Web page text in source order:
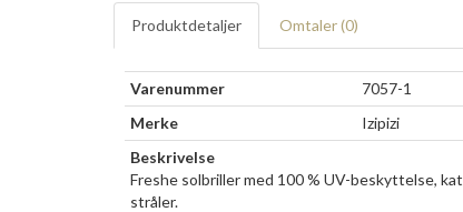
Produktdetaljer Omtaler (0)
Varenummer
7057-1
Merke
Izipizi
Beskrivelse
Freshe solbriller med 100 % UV-beskyttelse,
stråler.